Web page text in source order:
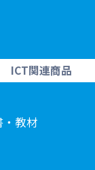
ICT関連商品
教材